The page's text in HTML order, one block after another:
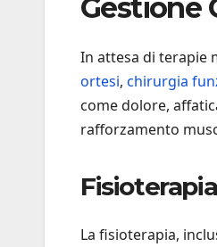
Gestione
In attesa di terapie
ortesi, chirurgia
come dolore,
rafforzamento
Fisioterapia
La fisioterapia,